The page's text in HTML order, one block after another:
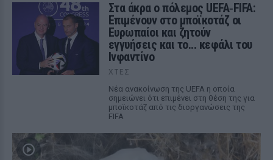
Στα άκρα ο πόλεμος UEFA‑FIFA:
Επιμένουν στο μποϊκοτάζ οι
Ευρωπαίοι και ζητούν
εγγυήσεις και το... κεφάλι του
Ινφαντίνο
ΧΤΕΣ
Νέα ανακοίνωση της UEFA η οποία
σημειώνει ότι επιμένει στη θέση της για
μποϊκοτάζ από τις διοργανώσεις της
FIFA